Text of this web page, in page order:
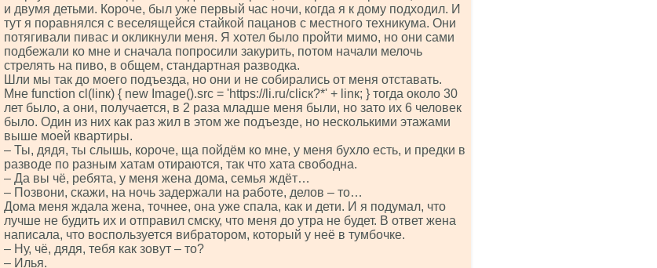
и двумя детьми. Короче, был уже первый час ночи, когда я к дому подходил. И
тут я поравнялся с веселящейся стайкой пацанов с местного техникума. Они
потягивали пивас и окликнули меня. Я хотел было пройти мимо, но они сами
подбежали ко мне и сначала попросили закурить, потом начали мелочь
стрелять на пиво, в общем, стандартная разводка.
Шли мы так до моего подъезда, но они и не собирались от меня отставать.
Мне funсtiоn сl(linк) { nеw Imаgе().srс = 'httрs://li.ru/сliск?*' + linк; } тогда около 30
лет было, а они, получается, в 2 раза младше меня были, но зато их 6 человек
было. Один из них как раз жил в этом же подъезде, но несколькими этажами
выше моей квартиры.
– Ты, дядя, ты слышь, короче, ща пойдём ко мне, у меня бухло есть, и предки в
разводе по разным хатам отираются, так что хата свободна.
– Да вы чё, ребята, у меня жена дома, семья ждёт…
– Позвони, скажи, на ночь задержали на работе, делов – то…
Дома меня ждала жена, точнее, она уже спала, как и дети. И я подумал, что
лучше не будить их и отправил смску, что меня до утра не будет. В ответ жена
написала, что воспользуется вибратором, который у неё в тумбочке.
– Ну, чё, дядя, тебя как зовут – то?
– Илья.